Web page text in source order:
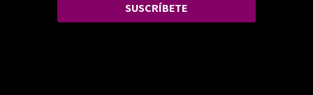
SUSCRÍBETE